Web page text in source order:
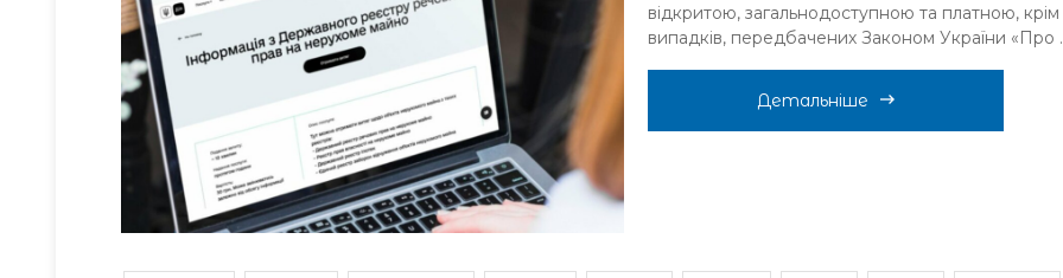
відкритою, загальнодоступною та платною, крім
випадків, передбачених Законом України «Про
Детальніше